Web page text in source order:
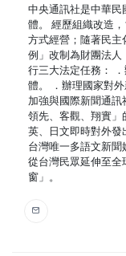
中央通訊社是中華
體。 經歷組織改造
方式經營；隨著民主
例」改制為財團法
行三大法定任務：
體。 ．辦理國家對
加強與國際新聞通訊
領先、客觀、翔實」
英、日文即時對外
台灣唯一多語文新聞
從台灣民眾延伸至全
窗」。